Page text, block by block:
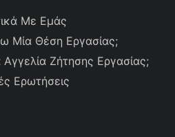
Με Εμάς
Μία Θέση Εργασίας;
Ζήτησης Εργασίας;
Ερωτήσεις